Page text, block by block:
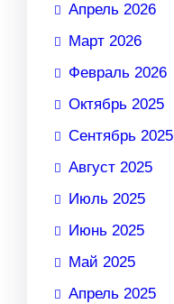
Апрель 2026
Март 2026
Февраль 2026
Октябрь 2025
Сентябрь 2025
Август 2025
Июль 2025
Июнь 2025
Май 2025
Апрель 2025